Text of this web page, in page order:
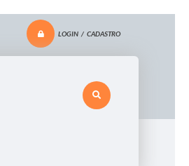
LOGIN / CADASTRO